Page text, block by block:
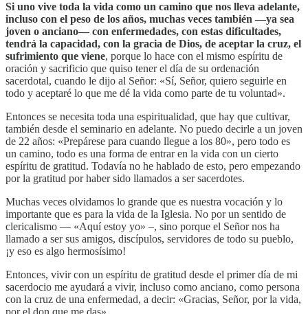
Si uno vive toda la vida como un camino que nos lleva adelante,
incluso con el peso de los años, muchas veces también —ya sea
joven o anciano— con enfermedades, con estas dificultades,
tendrá la capacidad, con la gracia de Dios, de aceptar la cruz, el
sufrimiento que viene, porque lo hace con el mismo espíritu de
oración y sacrificio que quiso tener el día de su ordenación
sacerdotal, cuando le dijo al Señor: «Sí, Señor, quiero seguirle en
todo y aceptaré lo que me dé la vida como parte de tu voluntad».
Entonces se necesita toda una espiritualidad, que hay que cultivar,
también desde el seminario en adelante. No puedo decirle a un joven
de 22 años: «Prepárese para cuando llegue a los 80», pero todo es
un camino, todo es una forma de entrar en la vida con un cierto
espíritu de gratitud. Todavía no he hablado de esto, pero empezando
por la gratitud por haber sido llamados a ser sacerdotes.
Muchas veces olvidamos lo grande que es nuestra vocación y lo
importante que es para la vida de la Iglesia. No por un sentido de
clericalismo — «Aquí estoy yo» –, sino porque el Señor nos ha
llamado a ser sus amigos, discípulos, servidores de todo su pueblo,
¡y eso es algo hermosísimo!
Entonces, vivir con un espíritu de gratitud desde el primer día de mi
sacerdocio me ayudará a vivir, incluso como anciano, como persona
con la cruz de una enfermedad, a decir: «Gracias, Señor, por la vida,